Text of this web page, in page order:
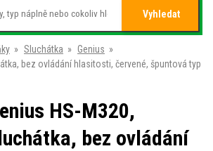
Vyhledat
» Sluchátka » Genius »
bez ovládání hlasitosti, červené, špuntová typ
HS-M320,
bez ovládání